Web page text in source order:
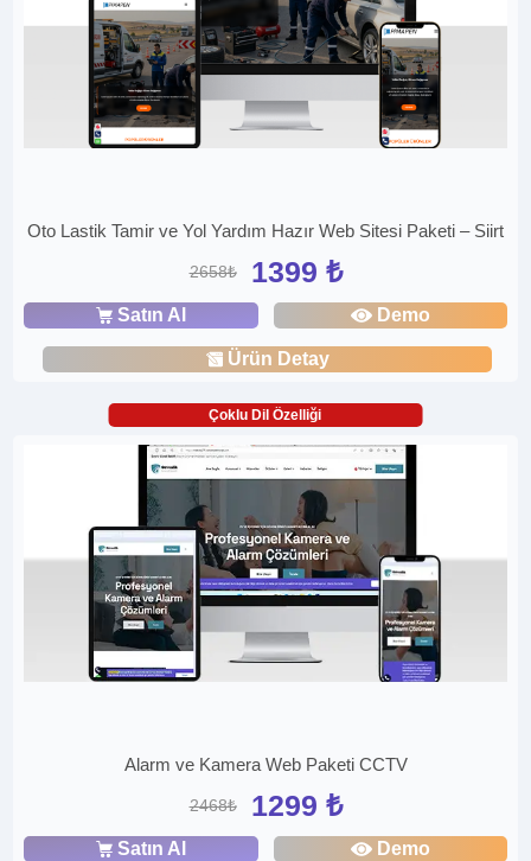
Oto Lastik Tamir ve Yol Yardım Hazır Web Sitesi Paketi – Siirt
2658₺ 1399 ₺
Satın Al Demo
Ürün Detay
Çoklu Dil Özelliği
Alarm ve Kamera Web Paketi CCTV
2468₺ 1299 ₺
Satın Al Demo